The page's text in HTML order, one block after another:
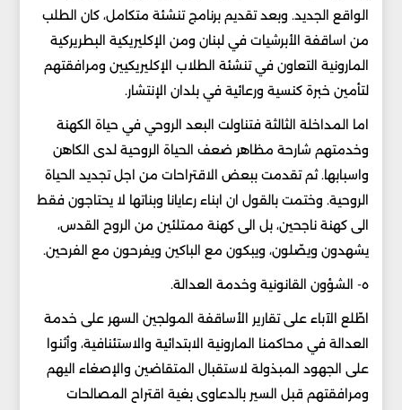
الواقع الجديد. وبعد تقديم برنامج تنشئة متكامل، كان الطلب
من اساقفة الأبرشيات في لبنان ومن الإكليريكية البطريركية
المارونية التعاون في تنشئة الطلاب الإكليريكيين ومرافقتهم
لتأمين خبرة كنسية ورعائية في بلدان الإنتشار.
اما المداخلة الثالثة فتناولت البعد الروحي في حياة الكهنة
وخدمتهم شارحة مظاهر ضعف الحياة الروحية لدى الكاهن
واسبابها. ثم تقدمت ببعض الاقتراحات من اجل تجديد الحياة
الروحية. وختمت بالقول ان ابناء رعايانا وبناتها لا يحتاجون فقط
الى كهنة ناجحين، بل الى كهنة ممتلئين من الروح القدس،
يشهدون ويصّلون، ويبكون مع الباكين ويفرحون مع الفرحين.
ه- الشؤون القانونية وخدمة العدالة.
اطّلع الآباء على تقارير الأساقفة المولجين السهر على خدمة
العدالة في محاكمنا المارونية الابتدائية والاستئنافية، وأثنوا
على الجهود المبذولة لاستقبال المتقاضين والإصغاء اليهم
ومرافقتهم قبل السير بالدعاوى بغية اقتراح المصالحات